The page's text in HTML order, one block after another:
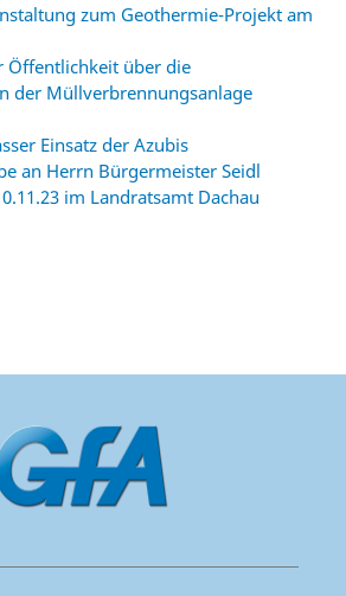
zum Geothermie-Projekt am
Öffentlichkeit über die
der Müllverbrennungsanlage
Einsatz der Azubis
an Herrn Bürgermeister Seidl
im Landratsamt Dachau